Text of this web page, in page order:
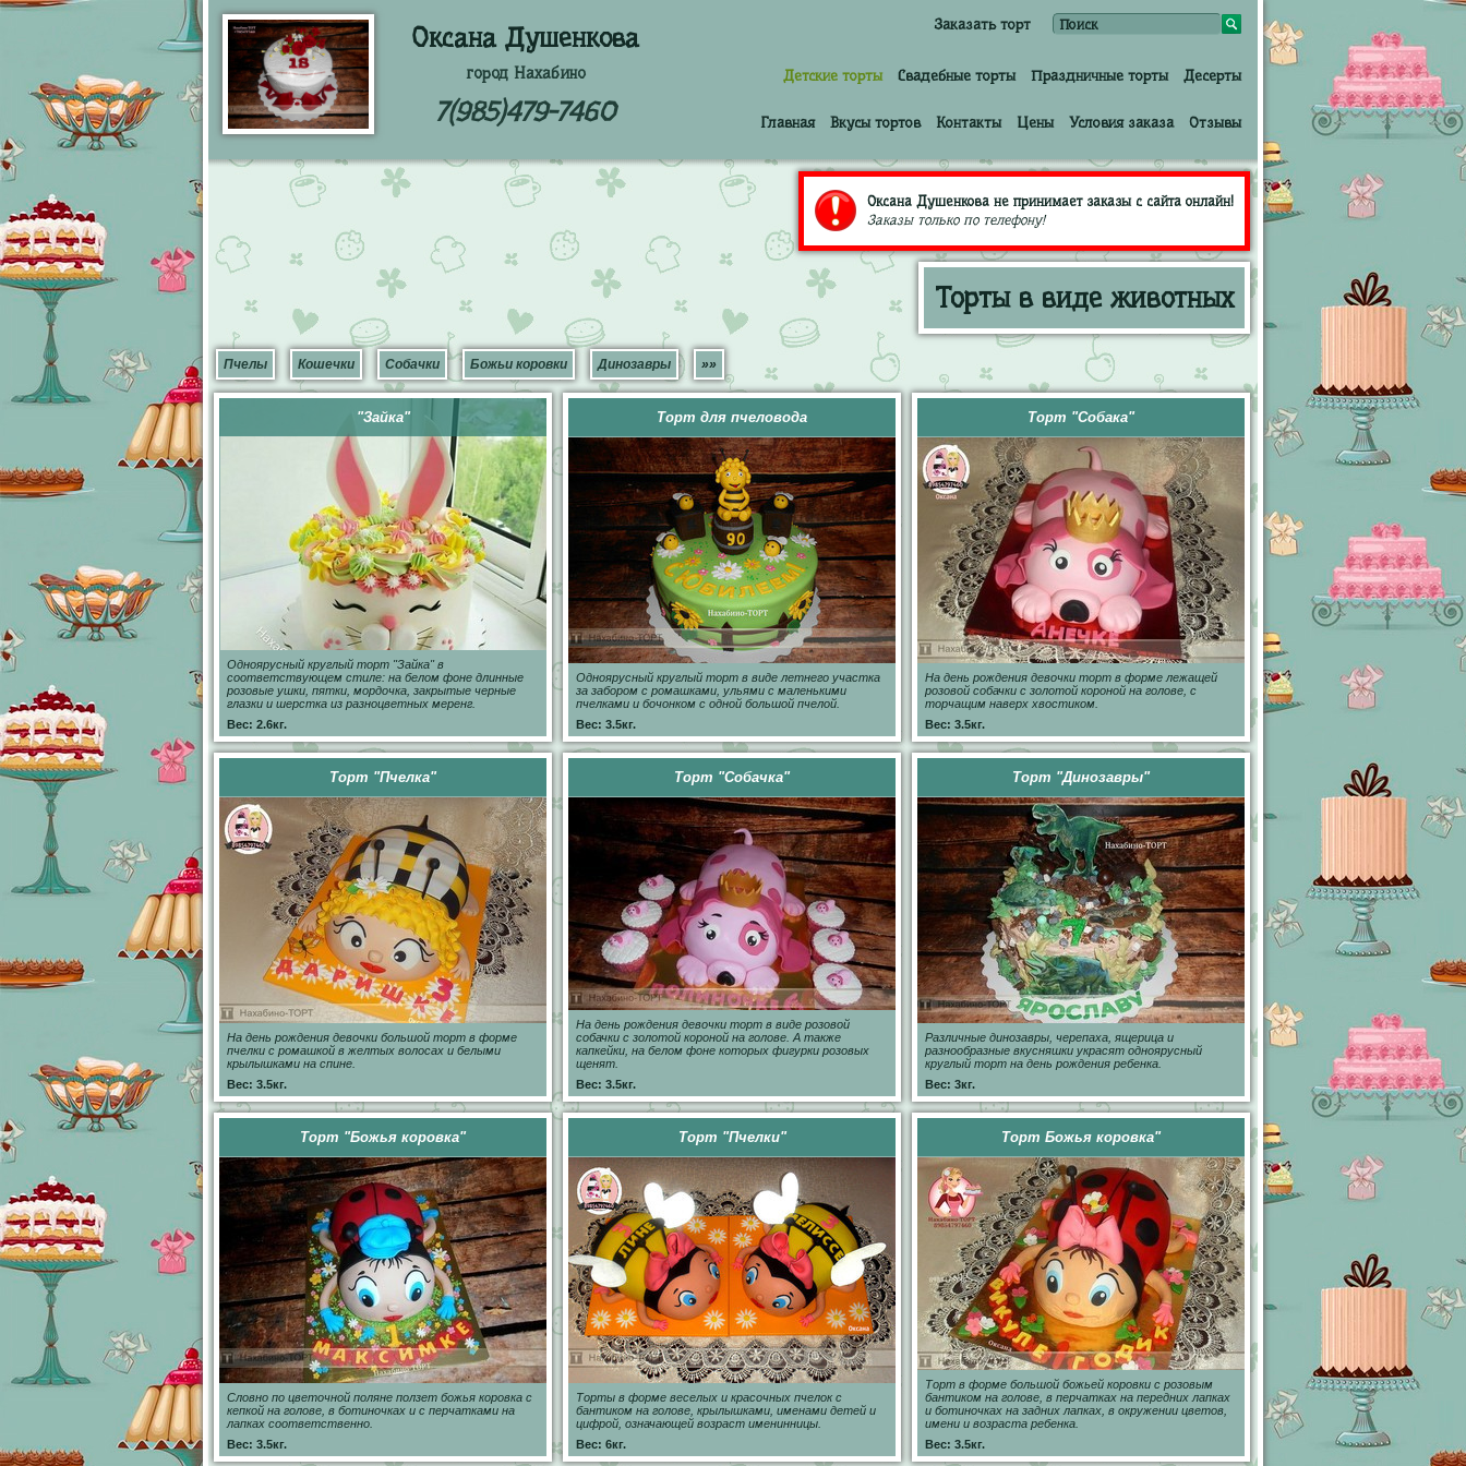
Оксана Душенкова
город Нахабино
7(985)479-7460
Заказать торт
Детские торты Свадебные торты Праздничные торты Десерты
Главная Вкусы тортов Контакты Цены Условия заказа Отзывы
Оксана Душенкова не принимает заказы с сайта онлайн!
Заказы только по телефону!
Торты в виде животных
Пчелы Кошечки Собачки Божьи коровки Динозавры »»
"Зайка"
Одноярусный круглый торт "Зайка" в
соответствующем стиле: на белом фоне длинные
розовые ушки, пятки, мордочка, закрытые черные
глазки и шерстка из разноцветных меренг.
Вес: 2.6кг.
Торт для пчеловода
Одноярусный круглый торт в виде летнего участка
за забором с ромашками, ульями с маленькими
пчелками и бочонком с одной большой пчелой.
Вес: 3.5кг.
Торт "Собака"
На день рождения девочки торт в форме лежащей
розовой собачки с золотой короной на голове, с
торчащим наверх хвостиком.
Вес: 3.5кг.
Торт "Пчелка"
На день рождения девочки большой торт в форме
пчелки с ромашкой в желтых волосах и белыми
крылышками на спине.
Вес: 3.5кг.
Торт "Собачка"
На день рождения девочки торт в виде розовой
собачки с золотой короной на голове. А также
капкейки, на белом фоне которых фигурки розовых
щенят.
Вес: 3.5кг.
Торт "Динозавры"
Различные динозавры, черепаха, ящерица и
разнообразные вкусняшки украсят одноярусный
круглый торт на день рождения ребенка.
Вес: 3кг.
Торт "Божья коровка"
Словно по цветочной поляне ползет божья коровка с
кепкой на голове, в ботиночках и с перчатками на
лапках соответственно.
Вес: 3.5кг.
Торт "Пчелки"
Торты в форме веселых и красочных пчелок с
бантиком на голове, крылышками, именами детей и
цифрой, означающей возраст именинницы.
Вес: 6кг.
Торт Божья коровка"
Торт в форме большой божьей коровки с розовым
бантиком на голове, в перчатках на передних лапках
и ботиночках на задних лапках, в окружении цветов,
имени и возраста ребенка.
Вес: 3.5кг.